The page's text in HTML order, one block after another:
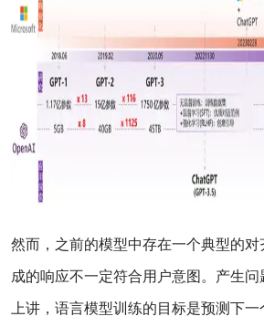
然而，之前的模型中存在一个典型的
成的响应不一定符合用户意图。产生
上讲，语言模型训练的目标是预测下